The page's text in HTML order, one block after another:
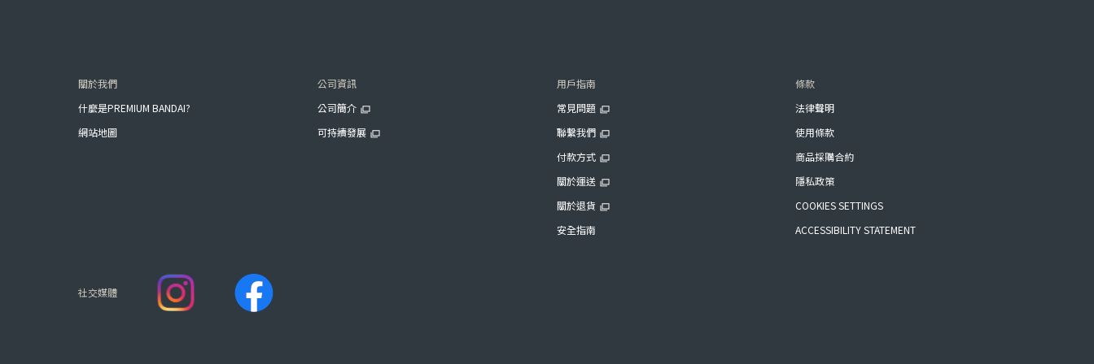
關於我們
什麼是PREMIUM BANDAI?
網站地圖
公司資訊
公司簡介
可持續發展
用戶指南
常見問題
聯繫我們
付款方式
關於運送
關於退貨
安全指南
條款
法律聲明
使用條款
商品採購合約
隱私政策
COOKIES SETTINGS
ACCESSIBILITY STATEMENT
社交媒體